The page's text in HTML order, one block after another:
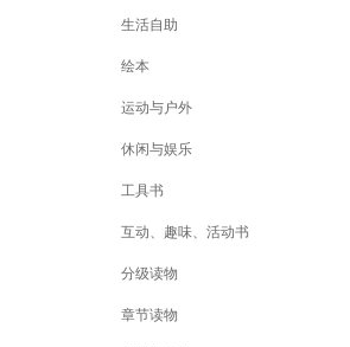
生活自助
绘本
运动与户外
休闲与娱乐
工具书
互动、趣味、活动书
分级读物
章节读物